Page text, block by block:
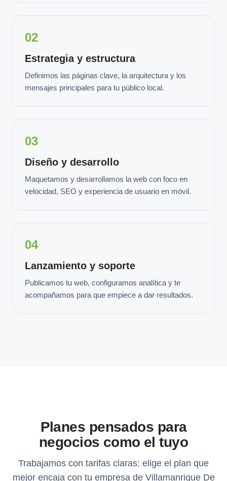
02
Estrategia y estructura
Definimos las páginas clave, la arquitectura y los
mensajes principales para tu público local.
03
Diseño y desarrollo
Maquetamos y desarrollamos la web con foco en
velocidad, SEO y experiencia de usuario en móvil.
04
Lanzamiento y soporte
Publicamos tu web, configuramos analítica y te
acompañamos para que empiece a dar resultados.
Planes pensados para
negocios como el tuyo
Trabajamos con tarifas claras: elige el plan que
mejor encaja con tu empresa de Villamanrique De